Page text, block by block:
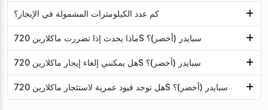
كم عدد الكيلومترات المشمولة في الإيجار؟
ماذا يحدث إذا تضررت ماكلارين 720S سبايدر (أخضر)؟
هل يمكنني إلغاء إيجار ماكلارين 720S سبايدر (أخضر)؟
هل توجد قيود عمرية لاستئجار ماكلارين 720S سبايدر (أخضر)؟